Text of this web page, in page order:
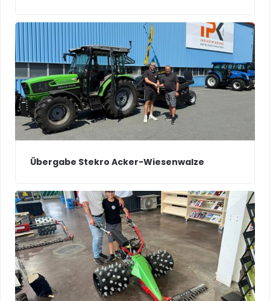
Übergabe Stekro Acker-Wiesenwalze